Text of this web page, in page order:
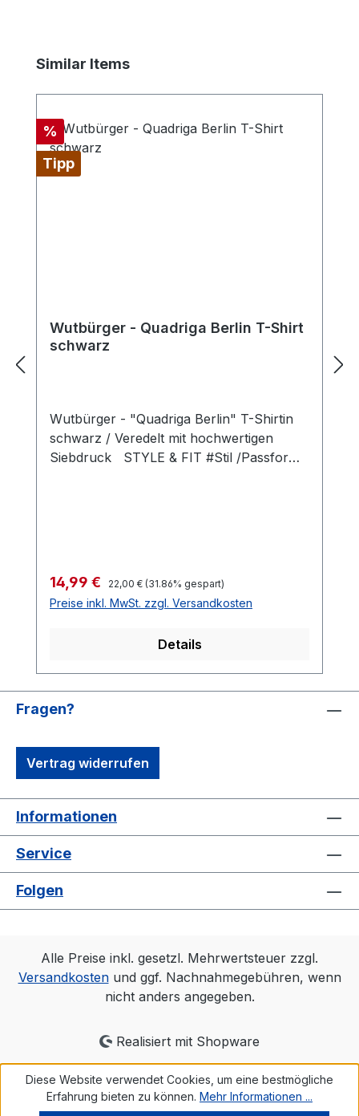
Produktgalerie überspringen
Similar Items
Rabatt
%
Tipp
Wutbürger - Quadriga Berlin T-Shirt
schwarz
Wutbürger - "Quadriga Berlin" T-Shirtin
schwarz / Veredelt mit hochwertigen
Siebdruck STYLE & FIT #Stil /Passform
Gefertigt aus 100 % Baumwolle
#angenehmestragegefühl #Oeko-Tex100
Strapazierfähiger Stoff, weiche Qualität
Verkaufspreis:
14,99 € Regulärer Preis:
22,00 € (31.86% gespart)
Preise inkl. MwSt. zzgl. Versandkosten
Details
Fragen?
Vertrag widerrufen
Informationen
Service
Folgen
Alle Preise inkl. gesetzl. Mehrwertsteuer zzgl.
Versandkostenund ggf. Nachnahmegebühren, wenn
nicht anders angegeben.
Realisiert mit Shopware
Diese Website verwendet Cookies, um eine bestmögliche
Erfahrung bieten zu können. Mehr Informationen ...